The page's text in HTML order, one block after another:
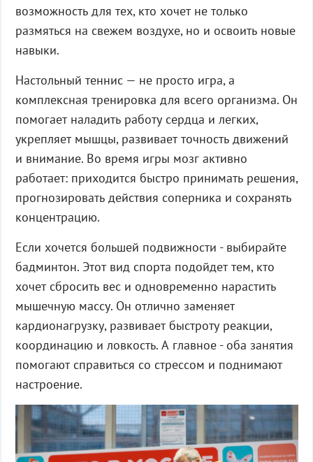
возможность для тех, кто хочет не только
размяться на свежем воздухе, но и освоить новые
навыки.
Настольный теннис — не просто игра, а
комплексная тренировка для всего организма. Он
помогает наладить работу сердца и легких,
укрепляет мышцы, развивает точность движений
и внимание. Во время игры мозг активно
работает: приходится быстро принимать решения,
прогнозировать действия соперника и сохранять
концентрацию.
Если хочется большей подвижности - выбирайте
бадминтон. Этот вид спорта подойдет тем, кто
хочет сбросить вес и одновременно нарастить
мышечную массу. Он отлично заменяет
кардионагрузку, развивает быстроту реакции,
координацию и ловкость. А главное - оба занятия
помогают справиться со стрессом и поднимают
настроение.